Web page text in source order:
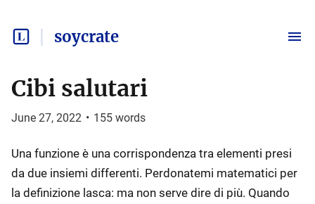
soycrate
Cibi salutari
June 27, 2022 • 155 words
Una funzione è una corrispondenza tra elementi presi
da due insiemi differenti. Perdonatemi matematici per
la definizione lasca: ma non serve dire di più. Quando